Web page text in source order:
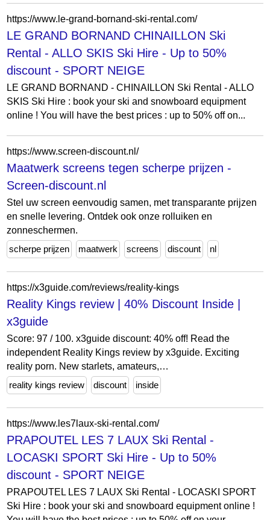
https://www.le-grand-bornand-ski-rental.com/
LE GRAND BORNAND CHINAILLON Ski
Rental - ALLO SKIS Ski Hire - Up to 50%
discount - SPORT NEIGE
LE GRAND BORNAND - CHINAILLON Ski Rental - ALLO
SKIS Ski Hire : book your ski and snowboard equipment
online ! You will have the best prices : up to 50% off on...
https://www.screen-discount.nl/
Maatwerk screens tegen scherpe prijzen -
Screen-discount.nl
Stel uw screen eenvoudig samen, met transparante prijzen
en snelle levering. Ontdek ook onze rolluiken en
zonneschermen.
scherpe prijzen
maatwerk screens discount nl
https://x3guide.com/reviews/reality-kings
Reality Kings review | 40% Discount Inside |
x3guide
Score: 97 / 100. x3guide discount: 40% off! Read the
independent Reality Kings review by x3guide. Exciting
reality porn. New starlets, amateurs,…
reality kings review
discount inside
https://www.les7laux-ski-rental.com/
PRAPOUTEL LES 7 LAUX Ski Rental -
LOCASKI SPORT Ski Hire - Up to 50%
discount - SPORT NEIGE
PRAPOUTEL LES 7 LAUX Ski Rental - LOCASKI SPORT
Ski Hire : book your ski and snowboard equipment online !